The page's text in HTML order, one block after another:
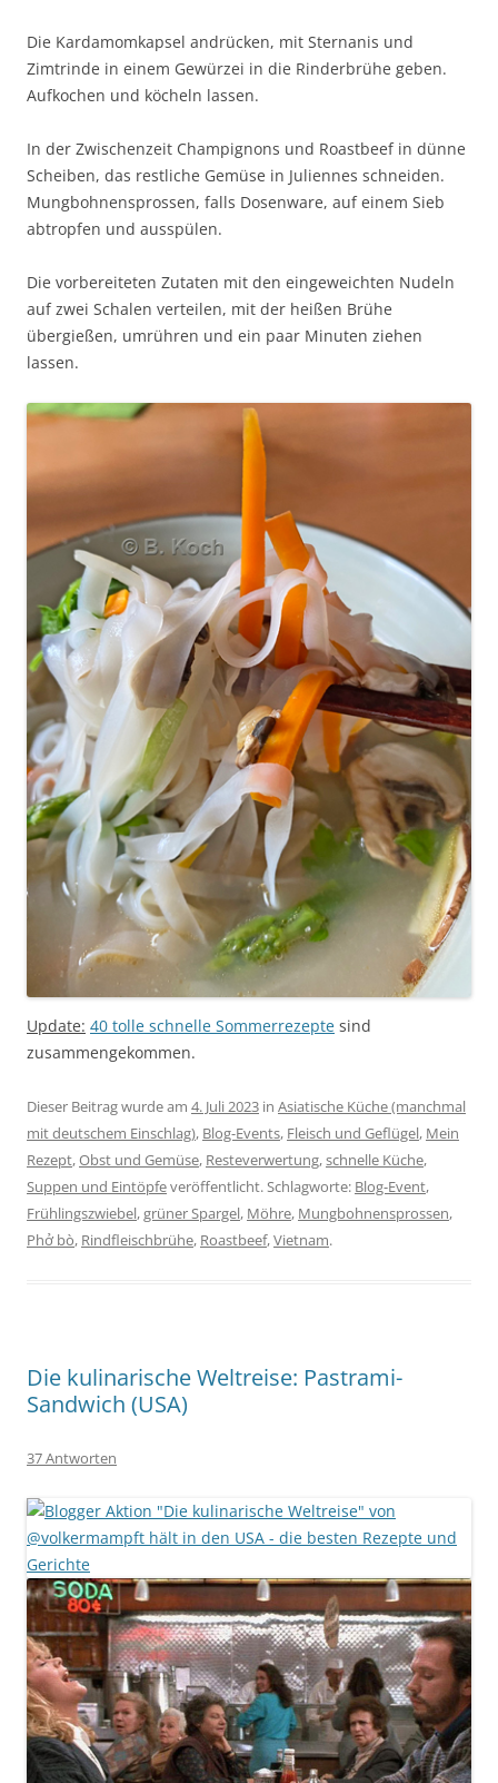
Die Kardamomkapsel andrücken, mit Sternanis und
Zimtrinde in einem Gewürzei in die Rinderbrühe geben.
Aufkochen und köcheln lassen.
In der Zwischenzeit Champignons und Roastbeef in dünne
Scheiben, das restliche Gemüse in Juliennes schneiden.
Mungbohnensprossen, falls Dosenware, auf einem Sieb
abtropfen und ausspülen.
Die vorbereiteten Zutaten mit den eingeweichten Nudeln
auf zwei Schalen verteilen, mit der heißen Brühe
übergießen, umrühren und ein paar Minuten ziehen
lassen.
Update: 40 tolle schnelle Sommerrezepte sind
zusammengekommen.
Dieser Beitrag wurde am 4. Juli 2023 in Asiatische Küche (manchmal
mit deutschem Einschlag), Blog-Events, Fleisch und Geflügel, Mein
Rezept,Obst und Gemüse, Resteverwertung,schnelle Küche,
Suppen und Eintöpfeveröffentlicht. Schlagworte: Blog-Event,
Frühlingszwiebel,grüner Spargel, Möhre, Mungbohnensprossen,
Phở bò, Rindfleischbrühe, Roastbeef,Vietnam.
Die kulinarische Weltreise: Pastrami-
Sandwich (USA)
37 Antworten